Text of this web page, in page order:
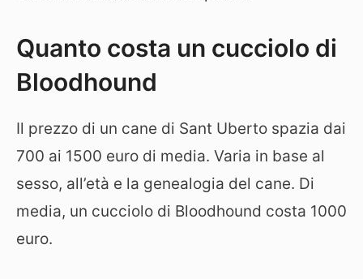
Quanto costa un cucciolo di
Bloodhound
Il prezzo di un cane di Sant Uberto spazia dai
700 ai 1500 euro di media. Varia in base al
sesso, all’età e la genealogia del cane. Di
media, un cucciolo di Bloodhound costa 1000
euro.